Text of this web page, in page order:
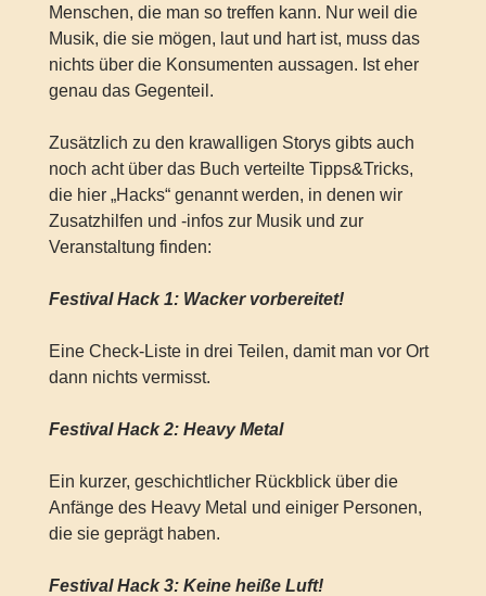
Menschen, die man so treffen kann. Nur weil die
Musik, die sie mögen, laut und hart ist, muss das
nichts über die Konsumenten aussagen. Ist eher
genau das Gegenteil.
Zusätzlich zu den krawalligen Storys gibts auch
noch acht über das Buch verteilte Tipps&Tricks,
die hier „Hacks“ genannt werden, in denen wir
Zusatzhilfen und -infos zur Musik und zur
Veranstaltung finden:
Festival Hack 1: Wacker vorbereitet!
Eine Check-Liste in drei Teilen, damit man vor Ort
dann nichts vermisst.
Festival Hack 2: Heavy Metal
Ein kurzer, geschichtlicher Rückblick über die
Anfänge des Heavy Metal und einiger Personen,
die sie geprägt haben.
Festival Hack 3: Keine heiße Luft!